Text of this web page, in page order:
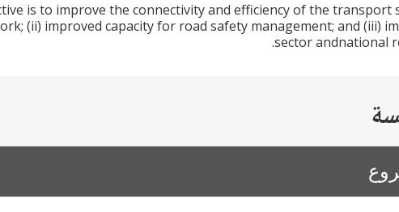
is to improve the connectivity and efficiency of the transport
(ii) improved capacity for road safety management; and (iii)
sector andnational